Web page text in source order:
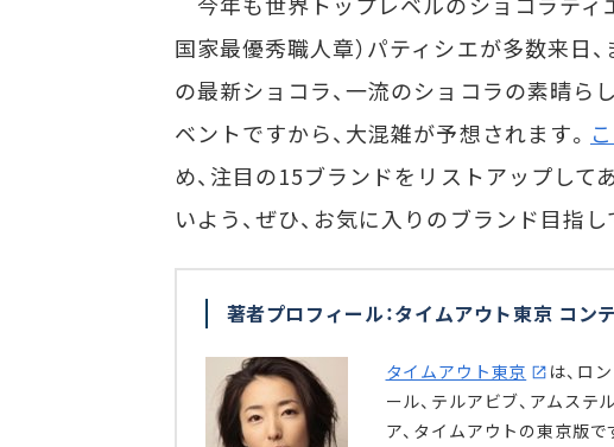
国家最優秀職人章）パティシエが多数来日
の最新ショコラ、一流のショコラの素晴
ベントですから、大混雑が予想されます。
め、注目の15ブランドをリストアップして
いよう、ぜひ、お気に入りのブランド目指
著者プロフィール：タイムアウト東京 コン
タイムアウト東京
は、ロ
ール、テルアビブ、アムステ
ア、タイムアウトの東京版